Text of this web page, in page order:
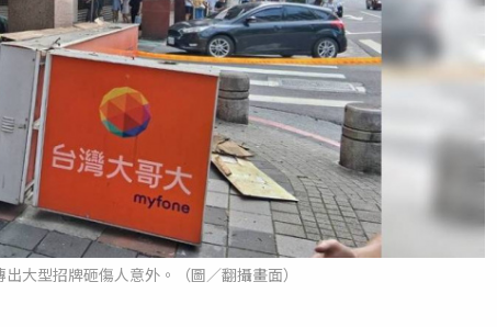
大型招牌砸傷人意外。（圖／翻攝畫面）